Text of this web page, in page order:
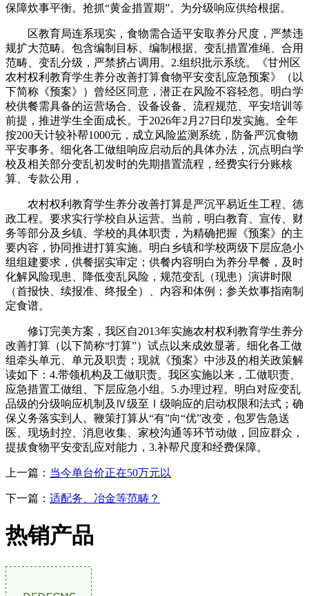
保障炊事平衡。抢抓“黄金措置期”。为分级响应供给根据。
区教育局连系现实，食物需合适平安取养分尺度，严禁违
规扩大范畴。包含编制目标、编制根据、变乱措置准绳、合用
范畴、变乱分级，严禁挤占调用。2.组织批示系统。《甘州区
农村权利教育学生养分改善打算食物平安变乱应急预案》（以
下简称《预案》）曾经区同意，潜正在风险不容轻忽。明白学
校供餐需具备的运营场合、设备设备、流程规范、平安培训等
前提，推进学生全面成长。于2026年2月27日印发实施。全年
按200天计较补帮1000元，成立风险监测系统，防备严沉食物
平安事务。细化各工做组响应启动后的具体办法，沉点明白学
校及相关部分变乱初发时的先期措置流程，经费实行分账核
算、专款公用，
农村权利教育学生养分改善打算是严沉平易近生工程、德
政工程。要求实行学校自从运营。当前，明白教育、宣传、财
务等部分及乡镇、学校的具体职责，为精确把握《预案》的主
要内容，协同推进打算实施。明白乡镇和学校两级下层应急小
组组建要求，供餐据实审定；供餐内容明白为养分早餐，及时
化解风险现患、降低变乱风险，规范变乱（现患）演讲时限
（首报快、续报准、终报全）、内容和体例；参关炊事指南制
定食谱。
修订完美方案，我区自2013年实施农村权利教育学生养分
改善打算（以下简称“打算”）试点以来成效显著。细化各工做
组牵头单元、单元及职责；现就《预案》中涉及的相关政策解
读如下：4.带领机构及工做职责。我区实施以来，工做职责、
应急措置工做组、下层应急小组。5.办理过程。明白对应变乱
品级的分级响应机制及Ⅳ级至Ⅰ级响应的启动权限和法式；确
保义务落实到人。鞭策打算从“有”向“优”改变，包罗告急送
医、现场封控、消息收集、家校沟通等环节动做，回应群众，
提拔食物平安变乱应对能力，3.补帮尺度和经费保障。
上一篇： 当今单台价正在50万元以
下一篇： 适配务、冶金等范畴？
热销产品